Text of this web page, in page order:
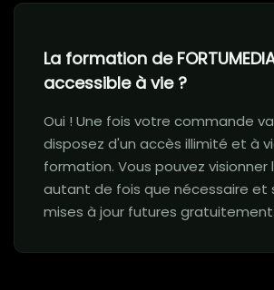
La formation de
accessible à vie ?
Oui ! Une fois votre commande
disposez d'un accès illimité et à
formation. Vous pouvez visionner
autant de fois que nécessaire et
mises à jour futures gratuitement.